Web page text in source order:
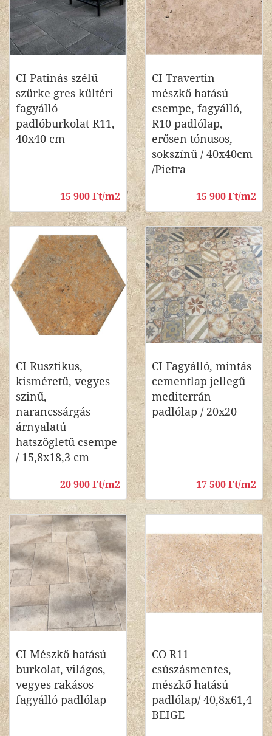
CI Patinás szélű
szürke gres kültéri
fagyálló
padlóburkolat R11,
40x40 cm
15 900 Ft/m2
CI Travertin
mészkő hatású
csempe, fagyálló,
R10 padlólap,
erősen tónusos,
sokszínű / 40x40cm
/Pietra
15 900 Ft/m2
CI Rusztikus,
kisméretű, vegyes
szinű,
narancssárgás
árnyalatú
hatszögletű csempe
/ 15,8x18,3 cm
20 900 Ft/m2
CI Fagyálló, mintás
cementlap jellegű
mediterrán
padlólap / 20x20
17 500 Ft/m2
CI Mészkő hatású
burkolat, világos,
vegyes rakásos
fagyálló padlólap
CO R11
csúszásmentes,
mészkő hatású
padlólap/ 40,8x61,4
BEIGE